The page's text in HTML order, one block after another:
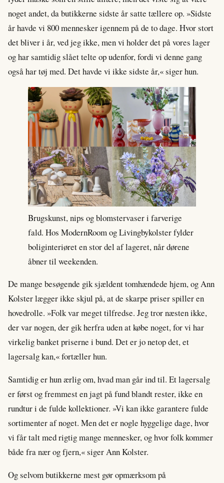
noget andet, da butikkerne sidste år satte tællere op. »Sidste
år havde vi 800 mennesker igennem på de to dage. Hvor stort
det bliver i år, ved jeg ikke, men vi holder det på vores lager
og har samtidig slået telte op udenfor, fordi vi denne gang
også har tøj med. Det havde vi ikke sidste år,« siger hun.
Brugskunst, nips og blomstervaser i farverige
fald. Hos ModernRoom og Livingbykolster fylder
boliginteriøret en stor del af lageret, når dørene
åbner til weekenden.
De mange besøgende gik sjældent tomhændede hjem, og Ann
Kolster lægger ikke skjul på, at de skarpe priser spiller en
hovedrolle. »Folk var meget tilfredse. Jeg tror næsten ikke,
der var nogen, der gik herfra uden at købe noget, for vi har
virkelig banket priserne i bund. Det er jo netop det, et
lagersalg kan,« fortæller hun.
Samtidig er hun ærlig om, hvad man går ind til. Et lagersalg
er først og fremmest en jagt på fund blandt rester, ikke en
rundtur i de fulde kollektioner. »Vi kan ikke garantere fulde
sortimenter af noget. Men det er nogle hyggelige dage, hvor
vi får talt med rigtig mange mennesker, og hvor folk kommer
både fra nær og fjern,« siger Ann Kolster.
Og selvom butikkerne mest gør opmærksom på